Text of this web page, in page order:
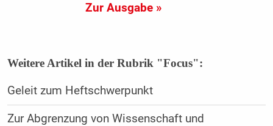
Zur Ausgabe »
Weitere Artikel in der Rubrik "Focus":
Geleit zum Heftschwerpunkt
Zur Abgrenzung von Wissenschaft und